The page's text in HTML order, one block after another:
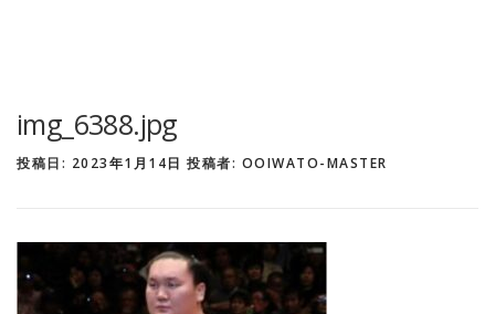
img_6388.jpg
投稿日: 2023年1月14日 投稿者: OOIWATO-MASTER